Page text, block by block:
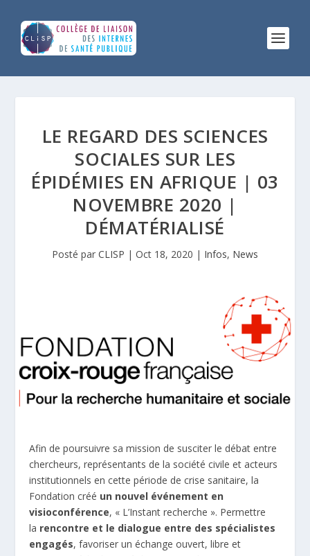
LE REGARD DES SCIENCES
SOCIALES SUR LES
ÉPIDÉMIES EN AFRIQUE | 03
NOVEMBRE 2020 |
DÉMATÉRIALISÉ
Posté par CLISP | Oct 18, 2020 | Infos, News
Afin de poursuivre sa mission de susciter le débat entre
chercheurs, représentants de la société civile et acteurs
institutionnels en cette période de crise sanitaire, la
Fondation créé un nouvel événement en
visioconférence, « L’Instant recherche ». Permettre
la rencontre et le dialogue entre des spécialistes
engagés, favoriser un échange ouvert, libre et